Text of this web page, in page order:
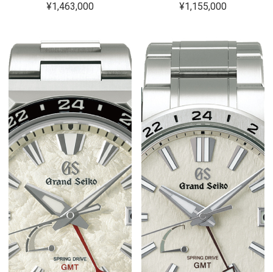
¥1,463,000
¥1,155,000